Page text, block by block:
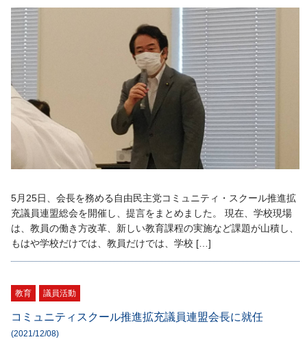
5月25日、会長を務める自由民主党コミュニティ・スクール推進拡
充議員連盟総会を開催し、提言をまとめました。 現在、学校現場
は、教員の働き方改革、新しい教育課程の実施など課題が山積し、
もはや学校だけでは、教員だけでは、学校 […]
教育 議員活動
コミュニティスクール推進拡充議員連盟会長に就任
(2021/12/08)